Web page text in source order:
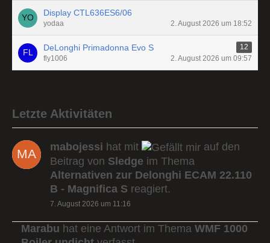
Display CTL636ES6/06
yodaa 2. August 2026 um 18:52
DeLonghi Primadonna Evo S
12
fly1006
2. August 2026 um 09:57
Letzte Aktivitäten
mabojessi hat mit
auf den
Beitrag von Sledge im Thema
Alternativen zur Delonghi ECAM 22.110
B - Magnifica S reagiert.
7. August 2026 um 11:16
Marabu hat eine Antwort im Thema WMF 1000